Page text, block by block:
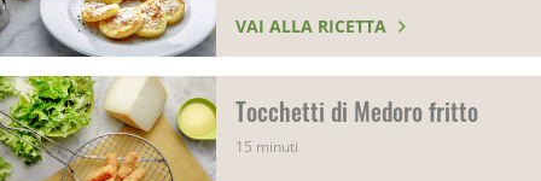
VAI ALLA RICETTA
Tocchetti di Medoro fritto
15 minuti